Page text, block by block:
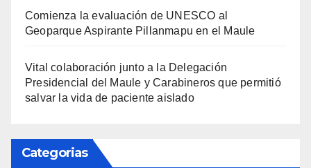
Comienza la evaluación de UNESCO al
Geoparque Aspirante Pillanmapu en el Maule
Vital colaboración junto a la Delegación
Presidencial del Maule y Carabineros que permitió
salvar la vida de paciente aislado
Categorias